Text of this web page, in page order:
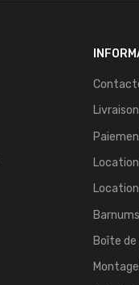
Livraison
Boîte